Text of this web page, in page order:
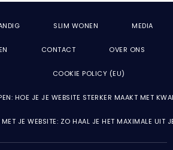
SLIM WONEN MEDIA
CONTACT OVER ONS
COOKIE POLICY (EU)
HOE JE JE WEBSITE STERKER MAAKT MET
MET JE WEBSITE: ZO HAAL JE HET MAXIMALE UIT